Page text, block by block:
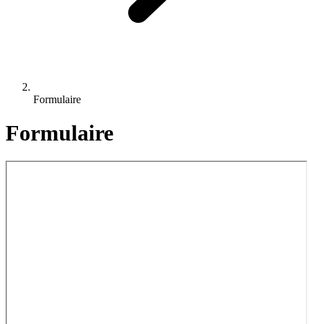
Formulaire
Formulaire